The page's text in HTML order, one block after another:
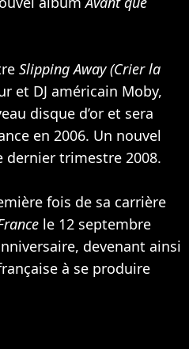
Slipping Away (Crier la
et DJ américain Moby,
disque d’or et sera
en 2006. Un nouvel
trimestre 2008.
fois de sa carrière
le 12 septembre
devenant ainsi
à se produire